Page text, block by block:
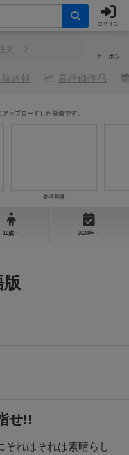
ログイン
─
クーポン
文
荷速報 高評価作品
参考画像
ップロードした画像です。
10歳～ 2024年～
せ!!
れはそれは素晴らし